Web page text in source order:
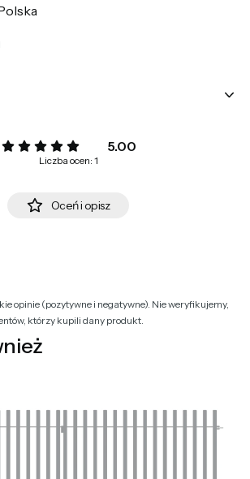
5.00
Liczba ocen: 1
Oceń i opisz
opinie (pozytywne i negatywne). Nie weryfikujemy,
którzy kupili dany produkt.